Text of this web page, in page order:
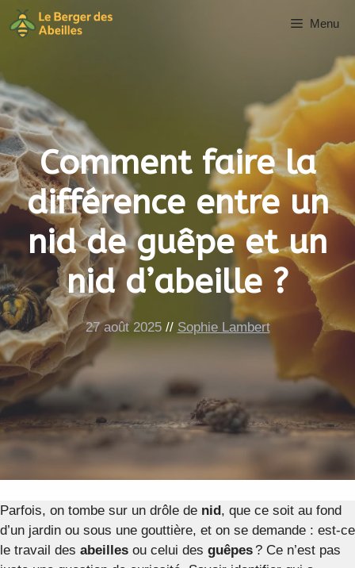
Aller
au
Menu
Comment faire la
différence entre un
nid de guêpe et un
nid d’abeille ?
27 août 2025 // Sophie Lambert
Parfois, on tombe sur un drôle de nid, que ce soit au fond
d’un jardin ou sous une gouttière, et on se demande : est-ce
le travail des abeilles ou celui des guêpes ? Ce n’est pas